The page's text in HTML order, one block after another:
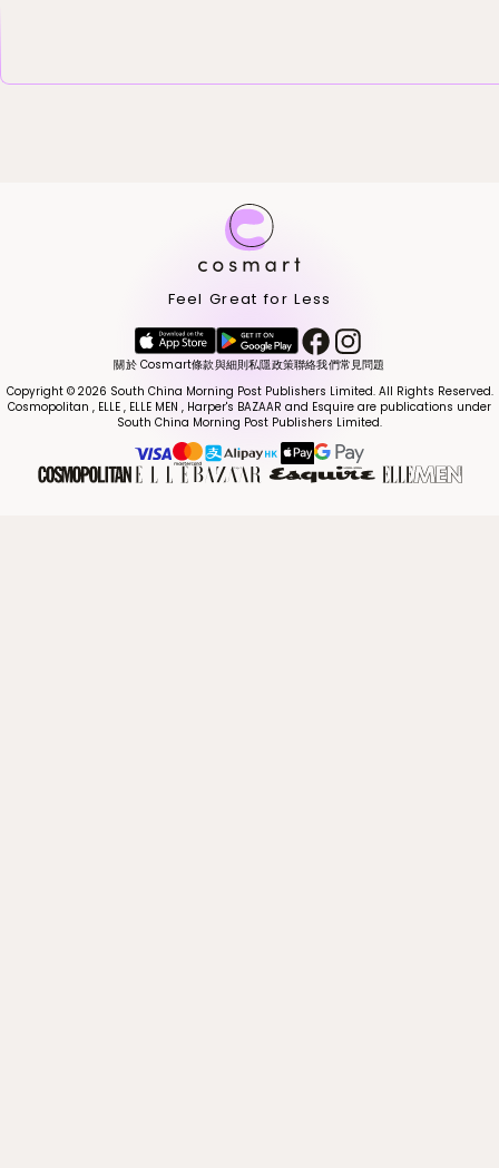
Feel Great for Less
關於 Cosmart條款與細則私隱政策聯絡我們常見問題
Copyright © 2026 South China Morning Post Publishers Limited. All Rights Reserved.
Cosmopolitan , ELLE , ELLE MEN , Harper's BAZAAR and Esquire are publications under
South China Morning Post Publishers Limited.